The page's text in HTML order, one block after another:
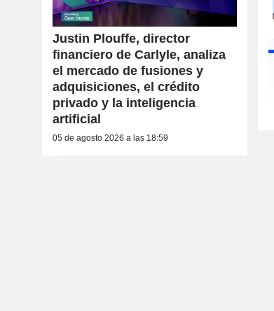
Justin Plouffe, director
financiero de Carlyle, analiza
el mercado de fusiones y
adquisiciones, el crédito
privado y la inteligencia
artificial
05 de agosto 2026 a las 18:59